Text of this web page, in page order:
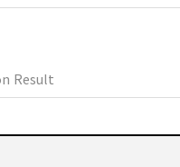
Result